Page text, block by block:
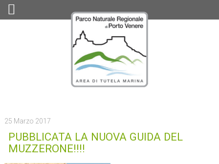
25 Marzo 2017
PUBBLICATA LA NUOVA GUIDA DEL
MUZZERONE!!!!